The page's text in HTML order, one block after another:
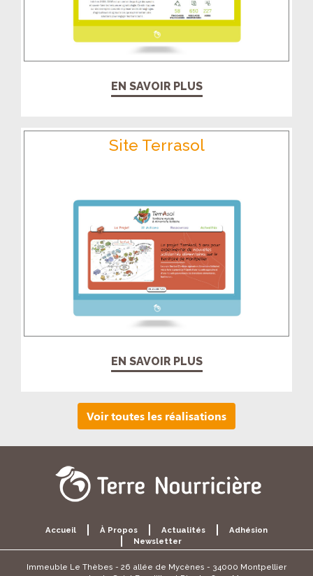
EN SAVOIR PLUS
Site Terrasol
EN SAVOIR PLUS
Voir toutes les réalisations
Accueil À Propos Actualités
Adhésion
Newsletter
Immeuble Le Thèbes - 26 allée de Mycènes - 34000 Montpellier